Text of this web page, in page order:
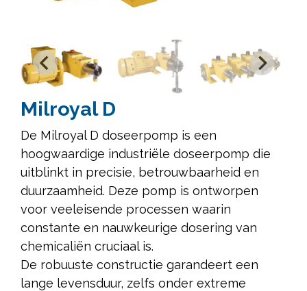
Milroyal D
De Milroyal D doseerpomp is een
hoogwaardige industriële doseerpomp die
uitblinkt in precisie, betrouwbaarheid en
duurzaamheid. Deze pomp is ontworpen
voor veeleisende processen waarin
constante en nauwkeurige dosering van
chemicaliën cruciaal is.
De robuuste constructie garandeert een
lange levensduur, zelfs onder extreme